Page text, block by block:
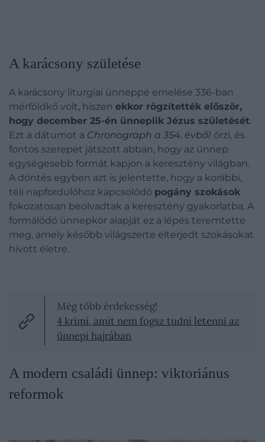
A karácsony születése
A karácsony liturgiai ünneppé emelése 336-ban
mérföldkő volt, hiszen ekkor rögzítették először,
hogy december 25-én ünneplik Jézus születését.
Ezt a dátumot a Chronograph a 354. évből őrzi, és
fontos szerepet játszott abban, hogy az ünnep
egységesebb formát kapjon a keresztény világban.
A döntés egyben azt is jelentette, hogy a korábbi,
téli napfordulóhoz kapcsolódó pogány szokások
fokozatosan beolvadtak a keresztény gyakorlatba. A
formálódó ünnepkör alapját ez a lépés teremtette
meg, amely később világszerte elterjedt szokásokat
hívott életre.
Még több érdekesség!
4 krimi, amit nem fogsz tudni letenni az
ünnepi hajrában
A modern családi ünnep: viktoriánus
reformok